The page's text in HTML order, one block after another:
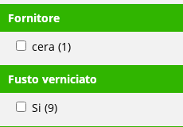
Fornitore
cera (1)
Fusto verniciato
Si (9)